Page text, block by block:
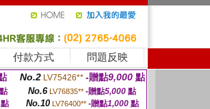
付款方式 問題反映
No.2 LV75426** -贈點9,000 點
No.6 LV76835** -贈點5,000點
No.10 LV76400** -贈點1,000 點